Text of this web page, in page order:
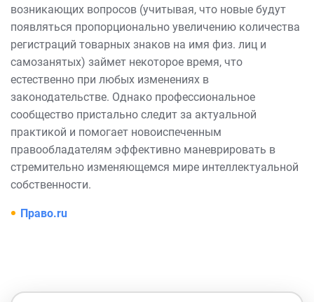
возникающих вопросов (учитывая, что новые будут
появляться пропорционально увеличению количества
регистраций товарных знаков на имя физ. лиц и
самозанятых) займет некоторое время, что
естественно при любых изменениях в
законодательстве. Однако профессиональное
сообщество пристально следит за актуальной
практикой и помогает новоиспеченным
правообладателям эффективно маневрировать в
стремительно изменяющемся мире интеллектуальной
собственности.
Право.ru